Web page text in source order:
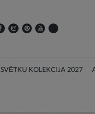
SVĒTKU KOLEKCIJA 2027